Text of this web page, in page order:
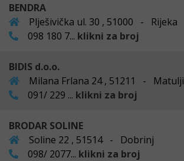
BENDRA
Plješivička ul. 30 , 51000 - Rijeka
098 180 7... klikni za broj
BIDIS d.o.o.
Milana Frlana 24 , 51211 - Matulji
091/ 229 ... klikni za broj
BRODAR SOLINE
Soline 22 , 51514 - Dobrinj
098/ 2077... klikni za broj